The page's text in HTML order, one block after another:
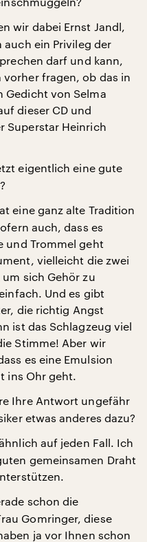
wir dabei Ernst Jandl,
auch ein Privileg der
darf und kann,
fragen, ob das in
Gedicht von Selma
dieser CD und
Superstar Heinrich
eigentlich eine gute
eine ganz alte Tradition
auch, dass es
und Trommel geht
vielleicht die zwei
sich Gehör zu
Und es gibt
die richtig Angst
ist das Schlagzeug viel
Stimme! Aber wir
es eine Emulsion
ins Ohr geht.
Ihre Antwort ungefähr
etwas anderes dazu?
auf jeden Fall. Ich
gemeinsamen Draht
schon die
Gomringer, diese
ja vor Ihnen schon